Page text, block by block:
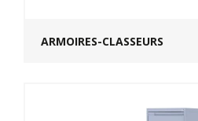
ARMOIRES-CLASSEURS